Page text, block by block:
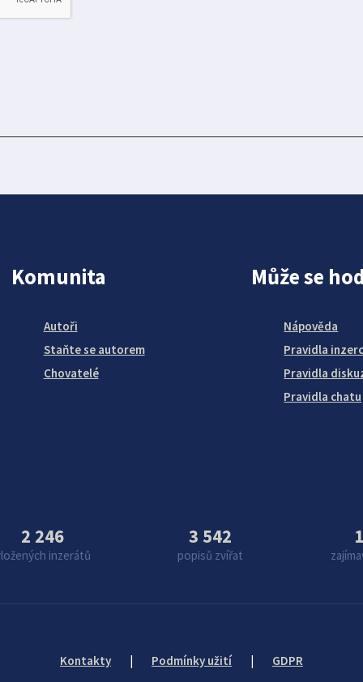
Komunita
Autoři
Staňte se autorem
Chovatelé
Může se
Nápověda
Pravidla
Pravidla
Pravidla chatu
2 246
inzerátů
3 542
popisů zvířat
Kontakty | Podmínky užití | GDPR